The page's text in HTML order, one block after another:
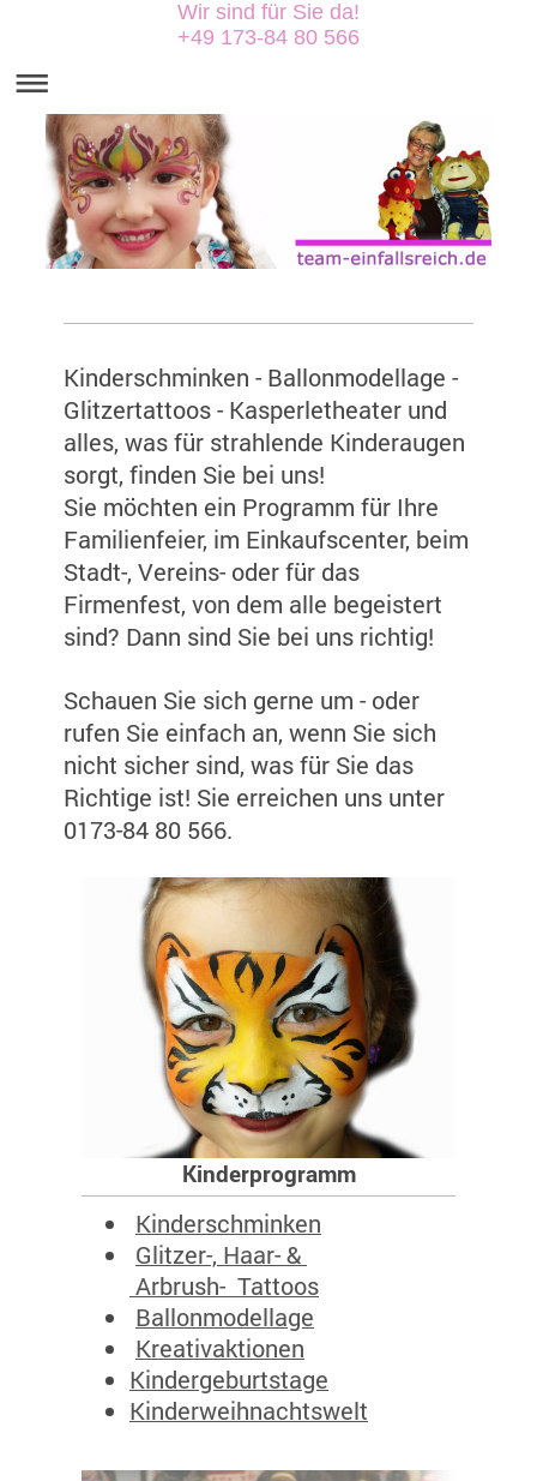
Wir sind für Sie da!
+49 173-84 80 566
Kinderschminken - Ballonmodellage -
Glitzertattoos - Kasperletheater und
alles, was für strahlende Kinderaugen
sorgt, finden Sie bei uns!
Sie möchten ein Programm für Ihre
Familienfeier, im Einkaufscenter, beim
Stadt-, Vereins- oder für das
Firmenfest, von dem alle begeistert
sind? Dann sind Sie bei uns richtig!
Schauen Sie sich gerne um - oder
rufen Sie einfach an, wenn Sie sich
nicht sicher sind, was für Sie das
Richtige ist! Sie erreichen uns unter
0173-84 80 566.
Kinderprogramm
Kinderschminken
Glitzer-, Haar- &
Arbrush- Tattoos
Ballonmodellage
Kreativaktionen
Kindergeburtstage
Kinderweihnachtswelt